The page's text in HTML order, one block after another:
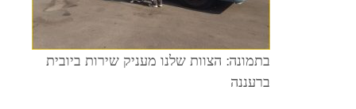
בתמונה: הצוות שלנו מעניק שירות ביובית
ברעננה